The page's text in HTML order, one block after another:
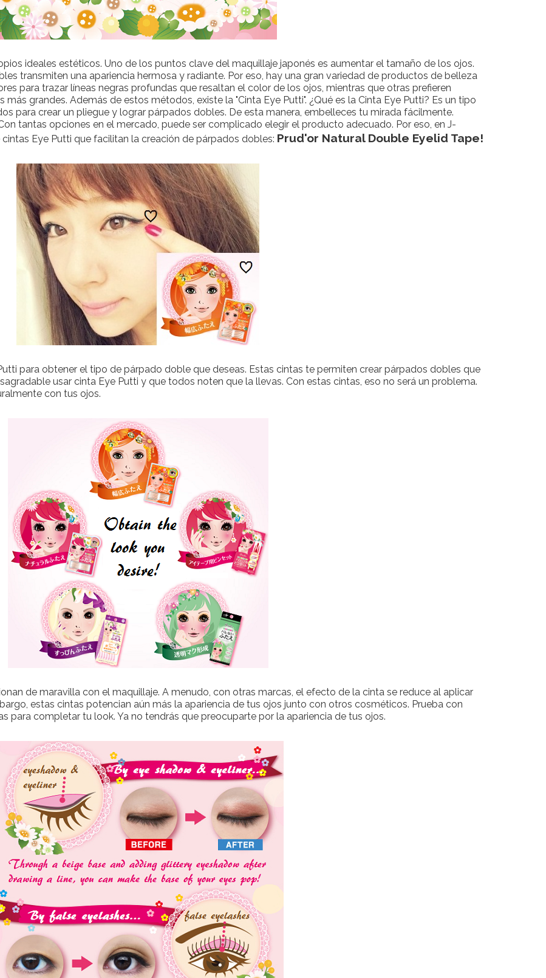
ideales estéticos. Uno de los puntos clave del maquillaje japonés es aumentar el tamaño de los ojos.
transmiten una apariencia hermosa y radiante. Por eso, hay una gran variedad de productos de belleza
para trazar líneas negras profundas que resaltan el color de los ojos, mientras que otras prefieren
grandes. Además de estos métodos, existe la "Cinta Eye Putti". ¿Qué es la Cinta Eye Putti? Es un tipo
para crear un pliegue y lograr párpados dobles. De esta manera, embelleces tu mirada fácilmente.
tantas opciones en el mercado, puede ser complicado elegir el producto adecuado. Por eso, en J-
Eye Putti que facilitan la creación de párpados dobles: Prud'or Natural Double Eyelid Tape!
para obtener el tipo de párpado doble que deseas. Estas cintas te permiten crear párpados dobles que
usar cinta Eye Putti y que todos noten que la llevas. Con estas cintas, eso no será un problema.
con tus ojos.
de maravilla con el maquillaje. A menudo, con otras marcas, el efecto de la cinta se reduce al aplicar
estas cintas potencian aún más la apariencia de tus ojos junto con otros cosméticos. Prueba con
para completar tu look. Ya no tendrás que preocuparte por la apariencia de tus ojos.